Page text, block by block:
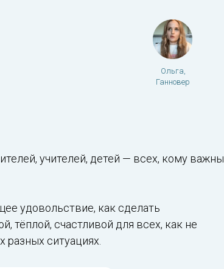
Ольга,
Ганновер
учителей, детей — всех, кому важны
удовольствие, как сделать
тёплой, счастливой для всех, как не
разных ситуациях.